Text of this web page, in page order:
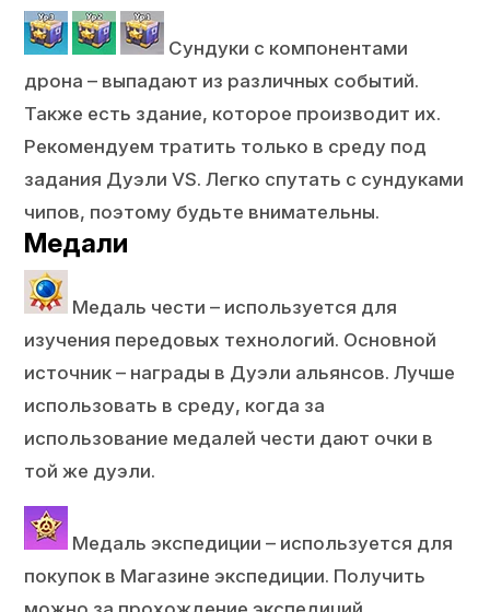
Сундуки с компонентами
дрона – выпадают из различных событий.
Также есть здание, которое производит их.
Рекомендуем тратить только в среду под
задания Дуэли VS. Легко спутать с сундуками
чипов, поэтому будьте внимательны.
Медали
Медаль чести – используется для
изучения передовых технологий. Основной
источник – награды в Дуэли альянсов. Лучше
использовать в среду, когда за
использование медалей чести дают очки в
той же дуэли.
Медаль экспедиции – используется для
покупок в Магазине экспедиции. Получить